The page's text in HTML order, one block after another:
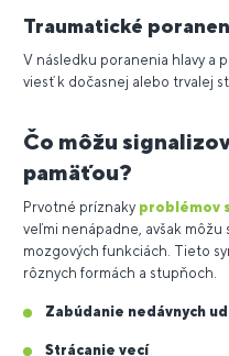
Traumatické
V následku poranenia hlavy a
viesť k dočasnej alebo trvalej
Čo môžu
pamäťou?
Prvotné príznaky problémov
veľmi nenápadne, avšak môžu
mozgových funkciách. Tieto
rôznych formách a stupňoch.
Zabúdanie nedávnych
Strácanie vecí